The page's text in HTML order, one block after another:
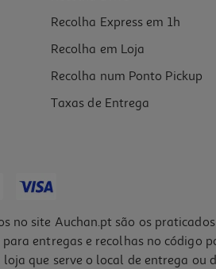
Recolha Express em 1h
Recolha em Loja
Recolha num Ponto Pickup
Taxas de Entrega
no site Auchan.pt são os
entregas e recolhas no
que serve o local de entrega